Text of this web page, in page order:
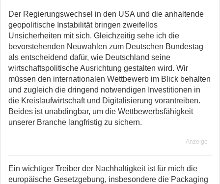
Der Regierungswechsel in den USA und die anhaltende
geopolitische Instabilität bringen zweifellos
Unsicherheiten mit sich. Gleichzeitig sehe ich die
bevorstehenden Neuwahlen zum Deutschen Bundestag
als entscheidend dafür, wie Deutschland seine
wirtschaftspolitische Ausrichtung gestalten wird. Wir
müssen den internationalen Wettbewerb im Blick behalten
und zugleich die dringend notwendigen Investitionen in
die Kreislaufwirtschaft und Digitalisierung vorantreiben.
Beides ist unabdingbar, um die Wettbewerbsfähigkeit
unserer Branche langfristig zu sichern.
Anzeige
Ein wichtiger Treiber der Nachhaltigkeit ist für mich die
europäische Gesetzgebung, insbesondere die Packaging